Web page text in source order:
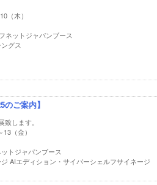
木）
ットジャパンブース
グス
のご案内】
します。
（金）
ジャパンブース
AIエディション・サイバーシェルフサイネージ